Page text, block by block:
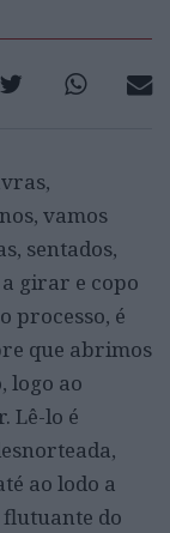
vamos
sentados,
girar e copo
processo, é
que abrimos
logo ao
Lê-lo é
ao lodo a
do